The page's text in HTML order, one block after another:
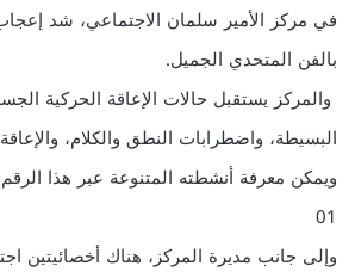
في مركز الأمير سلمان الاجتماعي، شد
بالفن المتحدي الجميل.
والمركز يستقبل حالات الإعاقة الحركية
البسيطة، واضطرابات النطق والكلام،
01
وإلى جانب مديرة المركز، هناك أخصائيتين